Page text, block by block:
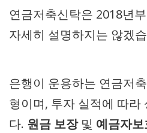
연금저축신탁은 2018년
자세히 설명하지는 않겠
은행이 운용하는 연금저
형이며, 투자 실적에 따라
다. 원금 보장및 예금자